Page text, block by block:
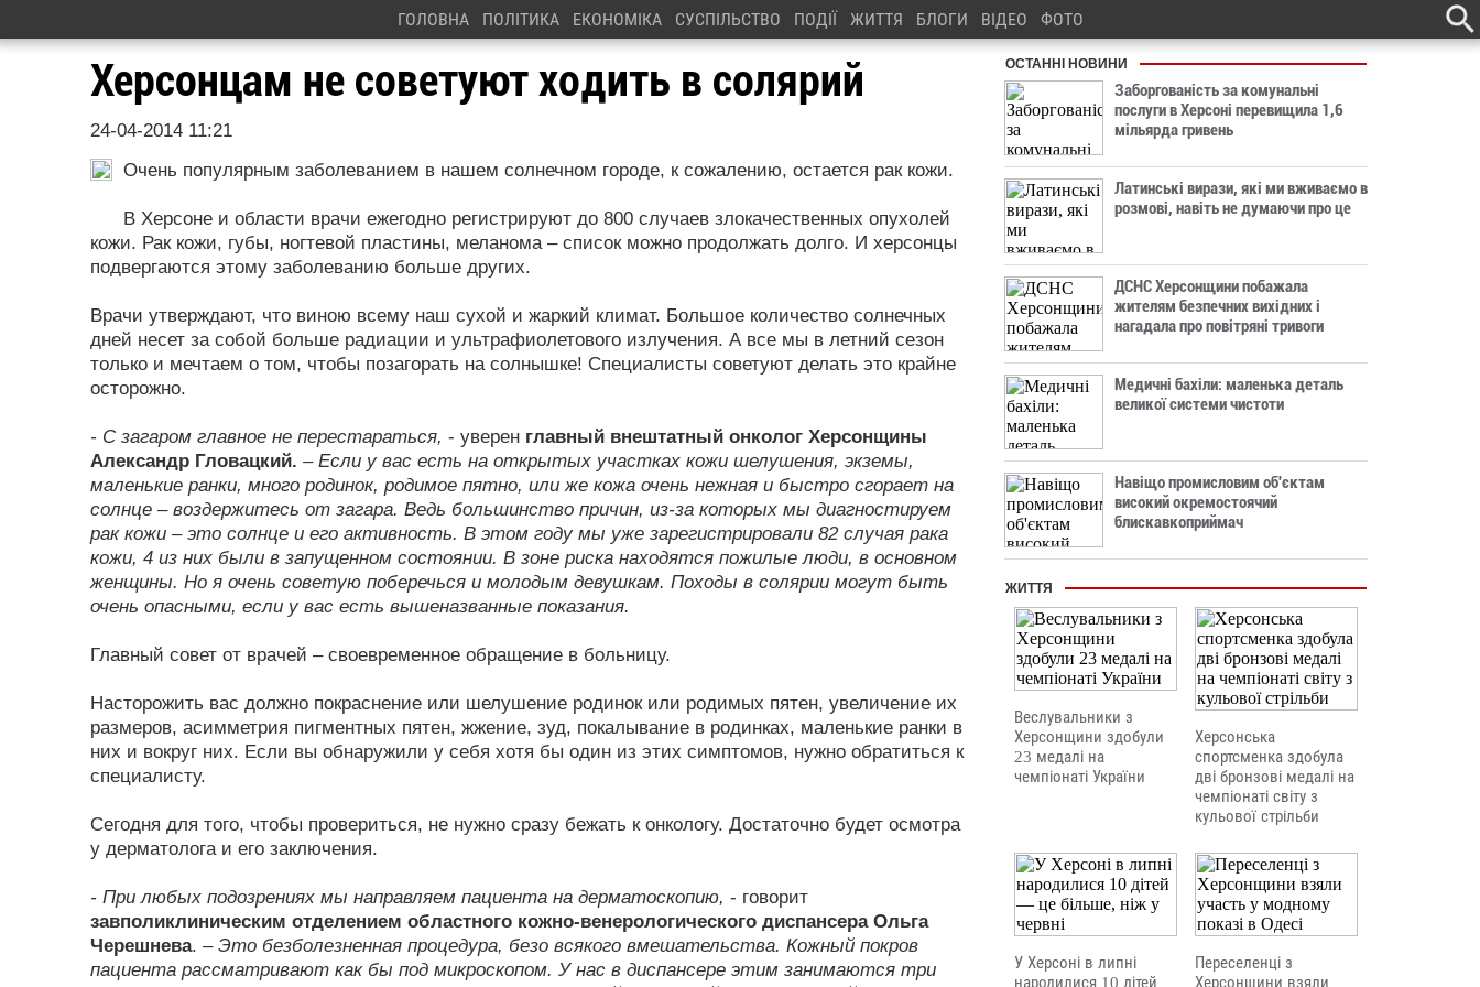
ГОЛОВНА ПОЛІТИКА ЕКОНОМІКА СУСПІЛЬСТВО ПОДІЇ ЖИТТЯ БЛОГИ ВІДЕО ФОТО
Херсонцам не советуют ходить в солярий
24-04-2014 11:21
Очень популярным заболеванием в нашем солнечном городе, к сожалению, остается рак кожи.
В Херсоне и области врачи ежегодно регистрируют до 800 случаев злокачественных опухолей
кожи. Рак кожи, губы, ногтевой пластины, меланома – список можно продолжать долго. И херсонцы
подвергаются этому заболеванию больше других.
Врачи утверждают, что виною всему наш сухой и жаркий климат. Большое количество солнечных
дней несет за собой больше радиации и ультрафиолетового излучения. А все мы в летний сезон
только и мечтаем о том, чтобы позагорать на солнышке! Специалисты советуют делать это крайне
осторожно.
- С загаром главное не перестараться, - уверен главный внештатный онколог Херсонщины
Александр Гловацкий. – Если у вас есть на открытых участках кожи шелушения, экземы,
маленькие ранки, много родинок, родимое пятно, или же кожа очень нежная и быстро сгорает на
солнце – воздержитесь от загара. Ведь большинство причин, из-за которых мы диагностируем
рак кожи – это солнце и его активность. В этом году мы уже зарегистрировали 82 случая рака
кожи, 4 из них были в запущенном состоянии. В зоне риска находятся пожилые люди, в основном
женщины. Но я очень советую поберечься и молодым девушкам. Походы в солярии могут быть
очень опасными, если у вас есть вышеназванные показания.
Главный совет от врачей – своевременное обращение в больницу.
Насторожить вас должно покраснение или шелушение родинок или родимых пятен, увеличение их
размеров, асимметрия пигментных пятен, жжение, зуд, покалывание в родинках, маленькие ранки в
них и вокруг них. Если вы обнаружили у себя хотя бы один из этих симптомов, нужно обратиться к
специалисту.
Сегодня для того, чтобы провериться, не нужно сразу бежать к онкологу. Достаточно будет осмотра
у дерматолога и его заключения.
- При любых подозрениях мы направляем пациента на дерматоскопию, - говорит
завполиклиническим отделением областного кожно-венерологического диспансера Ольга
Черешнева. – Это безболезненная процедура, безо всякого вмешательства. Кожный покров
пациента рассматривают как бы под микроскопом. У нас в диспансере этим занимаются три
ОСТАННІ НОВИНИ
Заборгованість за комунальні
послуги в Херсоні перевищила 1,6
мільярда гривень
Латинські вирази, які ми вживаємо в
розмові, навіть не думаючи про це
ДСНС Херсонщини побажала
жителям безпечних вихідних і
нагадала про повітряні тривоги
Медичні бахіли: маленька деталь
великої системи чистоти
Навіщо промисловим об'єктам
високий окремостоячий
блискавкоприймач
ЖИТТЯ
Веслувальники з
Херсонщини здобули
23 медалі на
чемпіонаті України
Херсонська
спортсменка здобула
дві бронзові медалі на
чемпіонаті світу з
кульової стрільби
У Херсоні в липні
народилися 10 дітей
Переселенці з
Херсонщини взяли